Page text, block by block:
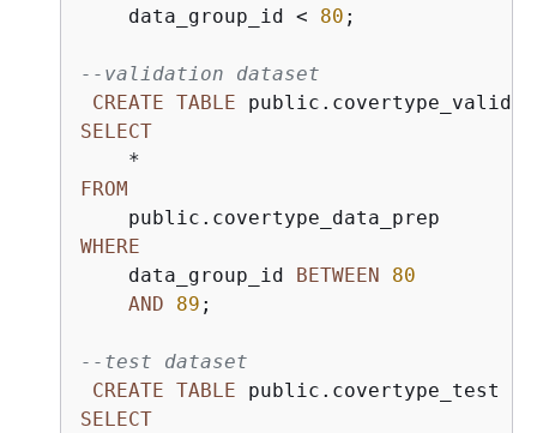
    data_group_id
< 80 ;
--validation dataset
CREATE TABLE
SELECT
*
FROM
WHERE
    data_group_id
BETWEEN
80
AND
89 ;
--test dataset
CREATE TABLE public.covertype_test
SELECT